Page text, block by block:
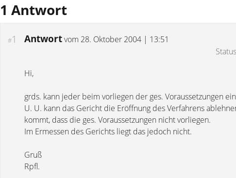
1 Antwort
#1 Antwortvom 28. Oktober 2004 | 13:51
Hi,
grds. kann jeder beim vorliegen der ges. Voraussetzungen
U. U. kann das Gericht die Eröffnung des Verfahrens
kommt, dass die ges. Voraussetzungen nicht vorliegen.
Im Ermessen des Gerichts liegt das jedoch nicht.
Gruß
Rpfl.